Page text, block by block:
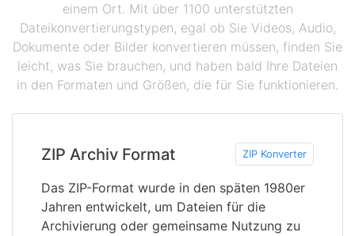
einem Ort. Mit über 1100 unterstützten
Dateikonvertierungstypen, egal ob Sie Videos, Audio,
Dokumente oder Bilder konvertieren müssen, finden Sie
leicht, was Sie brauchen, und haben bald Ihre Dateien
in den Formaten und Größen, die für Sie funktionieren.
ZIP Archiv Format ZIP Konverter
Das ZIP-Format wurde in den späten 1980er
Jahren entwickelt, um Dateien für die
Archivierung oder gemeinsame Nutzung zu